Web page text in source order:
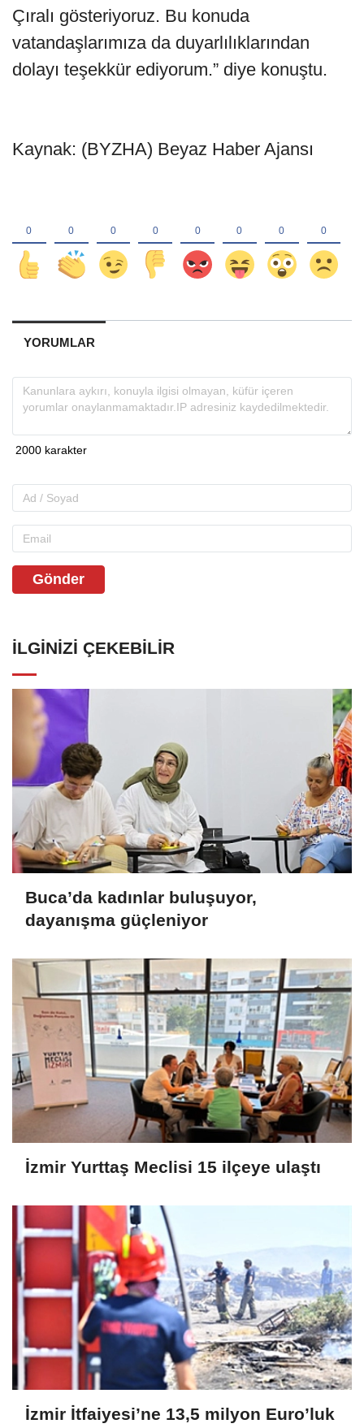
Çıralı gösteriyoruz. Bu konuda
vatandaşlarımıza da duyarlılıklarından
dolayı teşekkür ediyorum.” diye konuştu.
Kaynak: (BYZHA) Beyaz Haber Ajansı
YORUMLAR
Gönder
İLGINIZI ÇEKEBILIR
Buca’da kadınlar buluşuyor,
dayanışma güçleniyor
İzmir Yurttaş Meclisi 15 ilçeye ulaştı
İzmir İtfaiyesi’ne 13,5 milyon Euro’luk